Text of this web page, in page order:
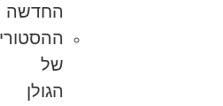
החדשה
ההסטוריה
הגולן